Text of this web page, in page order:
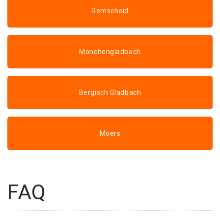
Remscheid
Mönchengladbach
Bergisch Gladbach
Moers
FAQ